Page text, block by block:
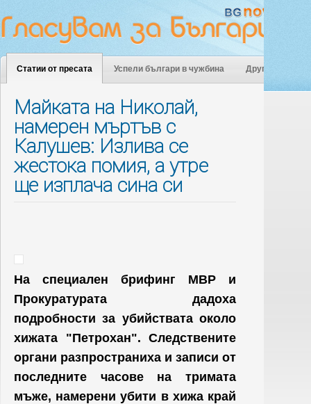
Статии от пресата Успели българи в чужбина Други
Майката на Николай,
намерен мъртъв с
Калушев: Излива се
жестока помия, а утре
ще изплача сина си
На специален брифинг МВР и
Прокуратурата дадоха
подробности за убийствата около
хижата "Петрохан". Следствените
органи разпространиха и записи от
последните часове на тримата
мъже, намерени убити в хижа край